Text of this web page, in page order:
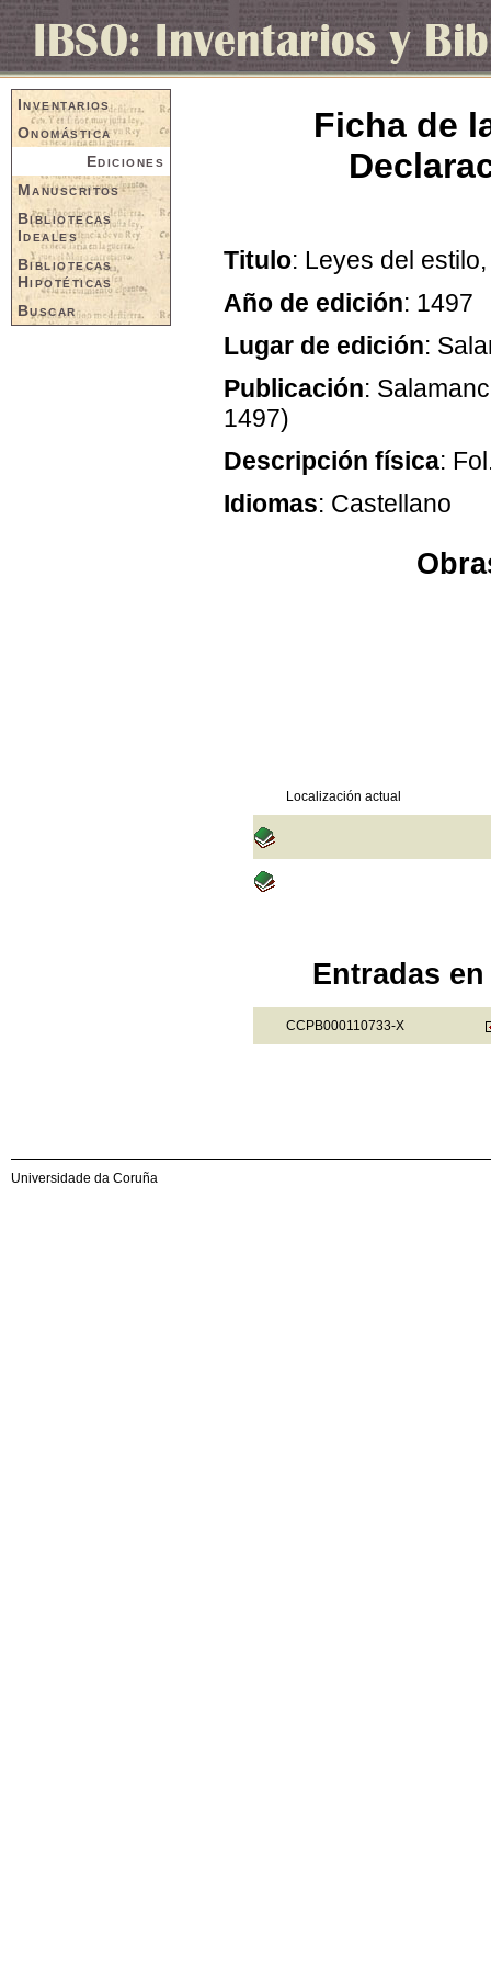
Inventarios
Onomástica
Ediciones
Manuscritos
Bibliotecas
Ideales
Bibliotecas
Hipotéticas
Buscar
Ficha de
Titulo: Leyes del
Año de edición: 1497
Lugar de edición:
Publicación:
1497)
Descripción física:
Idiomas: Castellano
Localización actual
Entradas
CCPB000110733-X
Universidade da Coruña